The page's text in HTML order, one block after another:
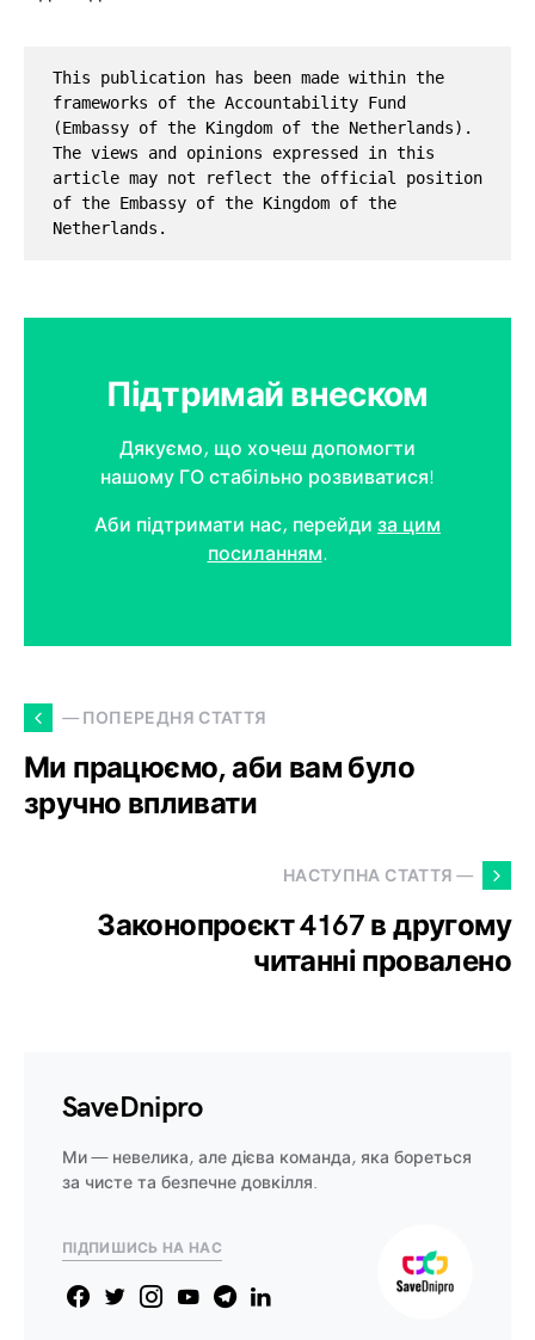
This publication has been made within the
frameworks of the Accountability Fund
(Embassy of the Kingdom of the Netherlands).
The views and opinions expressed in this
article may not reflect the official position
of the Embassy of the Kingdom of the
Netherlands.
Підтримай внеском
Дякуємо, що хочеш допомогти
нашому ГО стабільно розвиватися!
Аби підтримати нас, перейди за цим
посиланням.
— ПОПЕРЕДНЯ СТАТТЯ
Ми працюємо, аби вам було
зручно впливати
НАСТУПНА СТАТТЯ —
Законопроєкт 4167 в другому
читанні провалено
SaveDnipro
Ми — невелика, але дієва команда, яка бореться
за чисте та безпечне довкілля.
ПІДПИШИСЬ НА НАС